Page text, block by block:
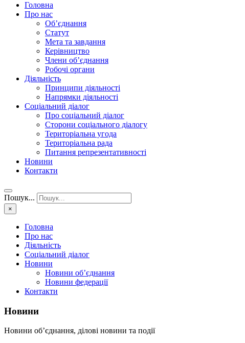
Головна
Про нас
Об’єднання
Статут
Мета та завдання
Керівництво
Члени об’єднання
Робочі органи
Діяльність
Принципи діяльності
Напрямки діяльності
Соціальний діалог
Про соціальний діалог
Сторони соціального діалогу
Територіальна угода
Територіальна рада
Питання репрезентативності
Новини
Контакти
Пошук...
×
Головна
Про нас
Діяльність
Соціальний діалог
Новини
Новини об’єднання
Новини федерації
Контакти
Новини
Новини об’єднання, ділові новини та події